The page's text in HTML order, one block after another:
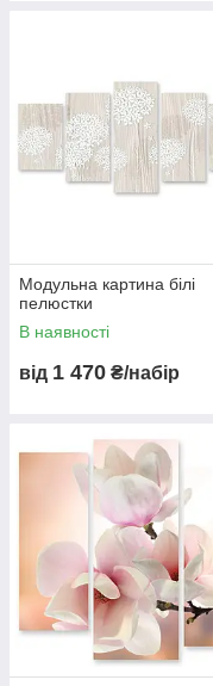
Модульна картина білі
пелюстки
В наявності
від 1 470 ₴/набір